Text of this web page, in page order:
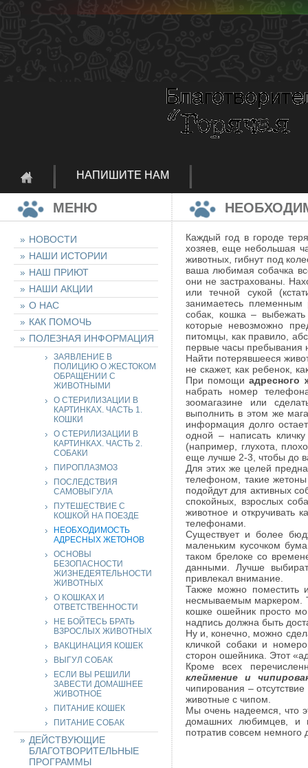
НАПИШИТЕ НАМ
МЕНЮ
НОВОСТИ
НАШИ ИСТОРИИ
НАШ ПРИЮТ
НАШИ АКЦИИ
О НАС
КАК ПОМОЧЬ
ПОЛЕЗНАЯ ИНФОРМАЦИЯ
ЗАЯВЛЕНИЕ В
ПОЛИЦИЮ О ЖЕСТОКОМ
ОБРАЩЕНИИ С
ЖИВОТНЫМИ
О СТЕРИЛИЗАЦИИ В
КАРТИНКАХ. ЧАСТЬ 1.
КОШКИ
О СТЕРИЛИЗАЦИИ В
КАРТИНКАХ. ЧАСТЬ 2.
СОБАКИ
ПИРОПЛАЗМОЗ
ПОСЛЕДСТВИЯ
САМОВЫГУЛА
ПУТЕШЕСТВИЕ С
КОШКОЙ НА ПОЕЗДЕ
НЕОБХОДИМОСТЬ
АДРЕСНЫХ ЖЕТОНОВ
ОСНОВЫ
БЕЗОПАСНОСТИ
ЖИЗНЕДЕЯТЕЛЬНОСТИ
ЖИВОТНЫХ
О КОШКАХ И
ОТВЕТСТВЕННОСТИ
НЕ БОЙТЕСЬ БРАТЬ
ВЗРОСЛЫХ ЖИВОТНЫХ
ВАКЦИНАЦИЯ КОШЕК
ВЫГУЛ СОБАК
ЕСЛИ ВЫ РЕШИЛИ
ЗАВЕСТИ ДОМАШНЕЕ
ЖИВОТНОЕ
ПИТАНИЕ КОШЕК
ПИТАНИЕ СОБАК
ДЕЙСТВУЮЩИЕ
БЛАГОТВОРИТЕЛЬНЫЕ
ПРОГРАММЫ
Каждый год в городе
хозяев, еще небольшая
животных, гибнут под
ваша любимая собачка
они не застрахованы.
или течной сукой
занимаетесь племенным
собак, кошка –
которые невозможно
питомцы, как правило,
первые часы пребывания
Найти потерявшееся
не скажет, как ребенок,
При помощиадресного
набрать номер
зоомагазине или
выполнить в этом же
информация долго
одной – написать
(например, глухота,
еще лучше 2-3, чтобы до
Для этих же целей
телефоном, такие
подойдут для активных
спокойных, взрослых
животное и откручивать
телефонами.
Существует и более
маленьким кусочком
таком брелоке со
данными. Лучше
привлекал внимание.
Также можно
несмываемым маркером.
кошке ошейник просто
надпись должна быть
Ну и, конечно, можно
кличкой собаки и
сторон ошейника. Этот
Кроме всех
клеймение и
чипирования –
животные с чипом.
Мы очень надеемся, что
домашних любимцев, и
потратив совсем немного